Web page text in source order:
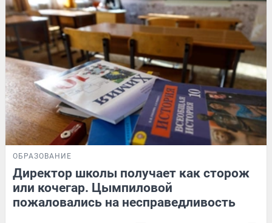
ОБРАЗОВАНИЕ
Директор школы получает как сторож
или кочегар. Цымпиловой
пожаловались на несправедливость